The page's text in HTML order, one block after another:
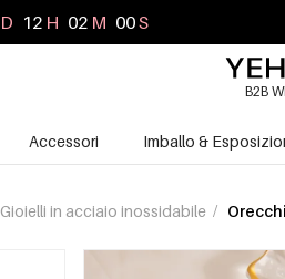
D 12 H 01 M 58S
B2B
Accessori Imballo &
Gioielli in acciaio inossidabile /